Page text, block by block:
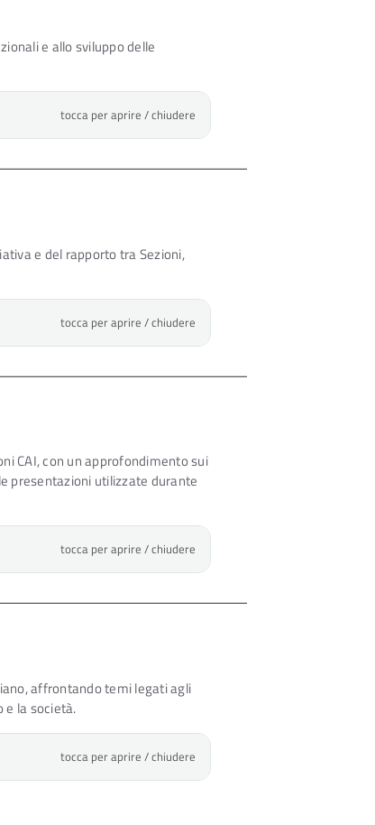
e allo sviluppo delle
tocca per aprire / chiudere
e del rapporto tra Sezioni,
tocca per aprire / chiudere
CAI, con un approfondimento sui
presentazioni utilizzate durante
tocca per aprire / chiudere
affrontando temi legati agli
e la società.
tocca per aprire / chiudere